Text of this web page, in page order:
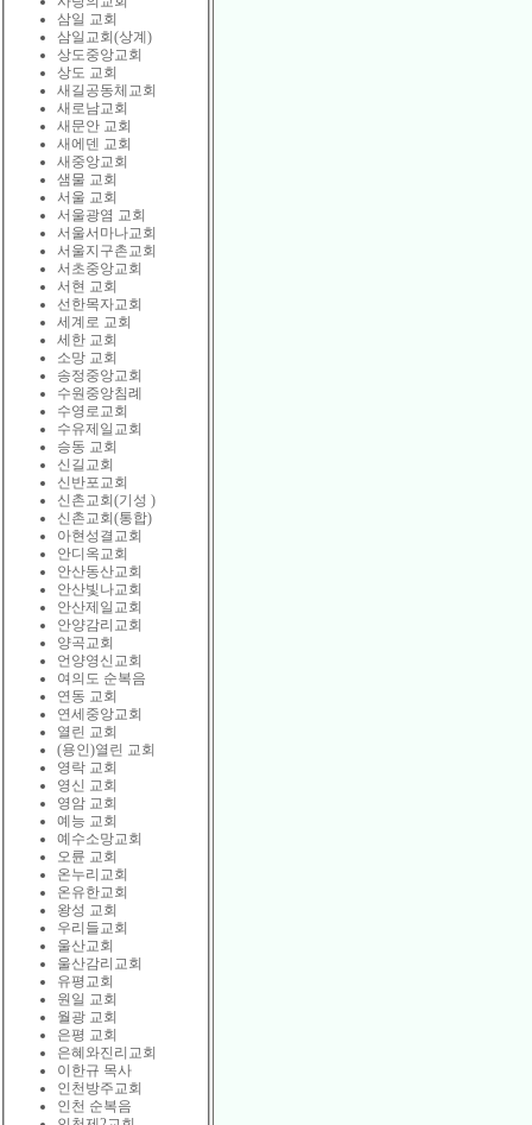
삼일 교회
삼일교회(상계)
상도중앙교회
상도 교회
새길공동체교회
새로남교회
새문안 교회
새에덴 교회
새중앙교회
샘물 교회
서울 교회
서울광염 교회
서울서마나교회
서울지구촌교회
서초중앙교회
서현 교회
선한목자교회
세계로 교회
세한 교회
소망 교회
송정중앙교회
수원중앙침례
수영로교회
수유제일교회
승동 교회
신길교회
신반포교회
신촌교회(기성 )
신촌교회(통합)
아현성결교회
안디옥교회
안산동산교회
안산빛나교회
안산제일교회
안양감리교회
양곡교회
언양영신교회
여의도 순복음
연동 교회
연세중앙교회
열린 교회
(용인)열린 교회
영락 교회
영신 교회
영암 교회
예능 교회
예수소망교회
오륜 교회
온누리교회
온유한교회
왕성 교회
우리들교회
울산교회
울산감리교회
유평교회
원일 교회
월광 교회
은평 교회
은혜와진리교회
이한규 목사
인천방주교회
인천 순복음